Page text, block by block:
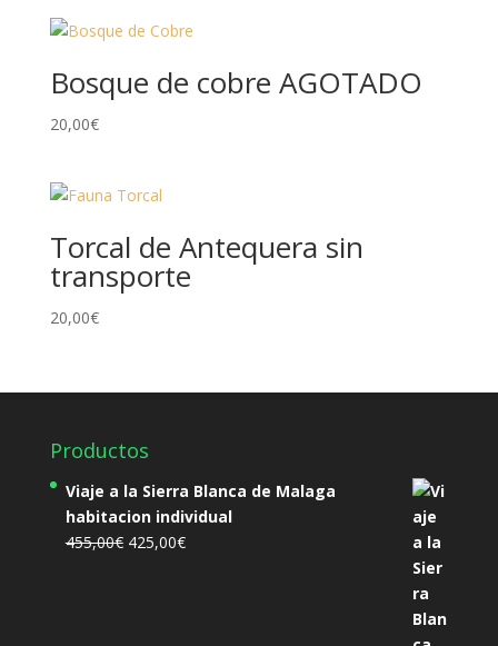
Bosque de cobre AGOTADO
20,00€
Torcal de Antequera sin
transporte
20,00€
Productos
Viaje a la Sierra Blanca de Malaga
habitacion individual
455,00€ El
425,00€El